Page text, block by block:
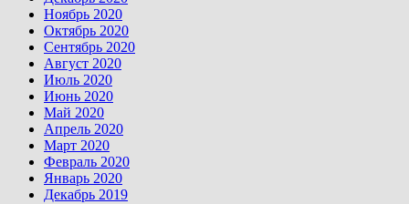
Ноябрь 2020
Октябрь 2020
Сентябрь 2020
Август 2020
Июль 2020
Июнь 2020
Май 2020
Апрель 2020
Март 2020
Февраль 2020
Январь 2020
Декабрь 2019